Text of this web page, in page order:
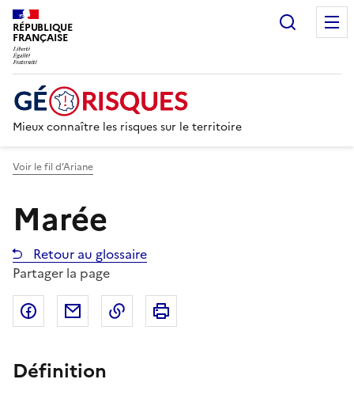
RÉPUBLIQUE
FRANÇAISE
Mieux connaître les risques sur le territoire
Voir le fil d’Ariane
Marée
Retour au glossaire
Partager la page
Partager sur Facebook
Partager par emailCopier dans le presse-papier
Définition